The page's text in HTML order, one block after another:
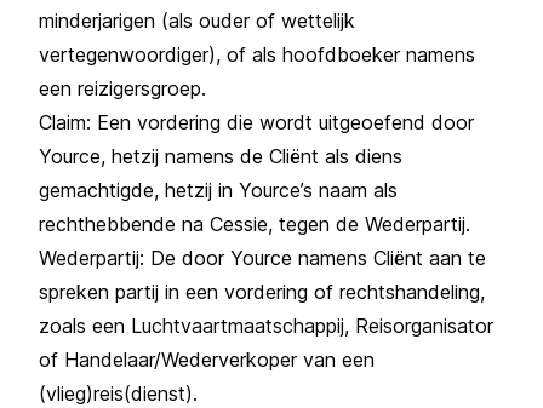
minderjarigen (als ouder of wettelijk
vertegenwoordiger), of als hoofdboeker namens
een reizigersgroep.
Claim: Een vordering die wordt uitgeoefend door
Yource, hetzij namens de Cliënt als diens
gemachtigde, hetzij in Yource’s naam als
rechthebbende na Cessie, tegen de Wederpartij.
Wederpartij: De door Yource namens Cliënt aan te
spreken partij in een vordering of rechtshandeling,
zoals een Luchtvaartmaatschappij, Reisorganisator
of Handelaar/Wederverkoper van een
(vlieg)reis(dienst).